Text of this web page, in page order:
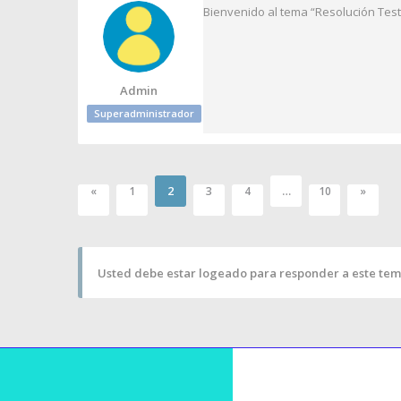
Admin
Superadministrador
Bienvenido al tema “Resolución Test
« 1 2 3 4 … 10 »
Usted debe estar logeado para responder a este